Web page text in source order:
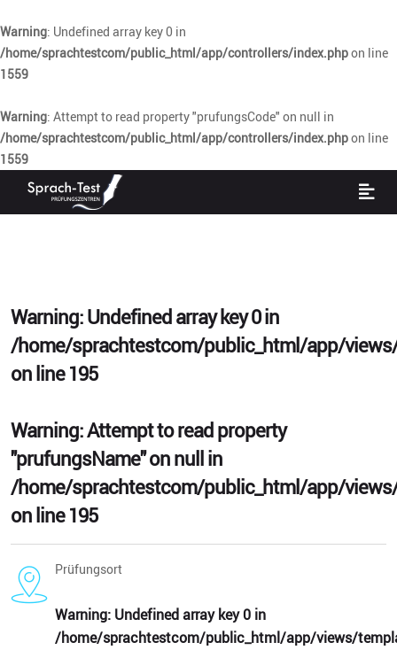
Warning: Undefined array key 0 in
/home/sprachtestcom/public_html/app/controllers/index.phpon line
1559
Warning: Attempt to read property "prufungsCode" on null in
/home/sprachtestcom/public_html/app/controllers/index.phpon line
1559
Warning: Undefined array key 0 in
/home/sprachtestcom/public_html/app/
on line195
Warning: Attempt to read property
"prufungsName" on null in
/home/sprachtestcom/public_html/app/
on line195
Prüfungsort
Warning: Undefined array key 0 in
/home/sprachtestcom/public_html/app/views/